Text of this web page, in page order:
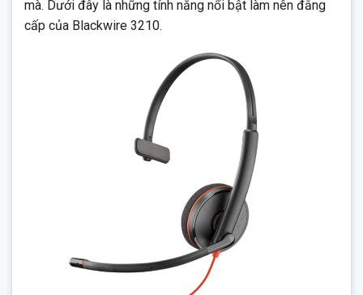
mà. Dưới đây là những tính năng nổi bật làm nên đẳng
cấp của Blackwire 3210.